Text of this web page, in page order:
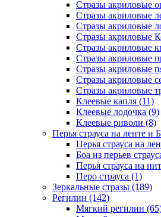
Стразы акриловые
Стразы акриловые
Стразы акриловые
Стразы акриловые
Стразы акриловые
Стразы акриловые
Стразы акриловые
Стразы акриловые
Стразы акриловые
Клеевые капля (11)
Клеевые лодочка (9)
Клеевые риволи (8)
Перья страуса на ленте и
Перья страуса на
Боа из перьев
Перья страуса на
Перо страуса (1)
Зеркальные стразы (189)
Регилин (142)
Мягкий регилин